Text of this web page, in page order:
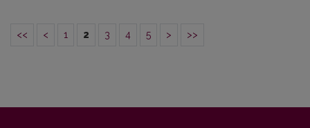
<< < 1 2 3 4 5 > >>